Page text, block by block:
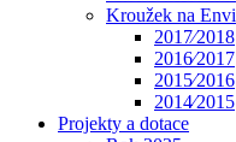
Kroužek na Envi
2017⁄2018
2016⁄2017
2015⁄2016
2014⁄2015
Projekty a dotace